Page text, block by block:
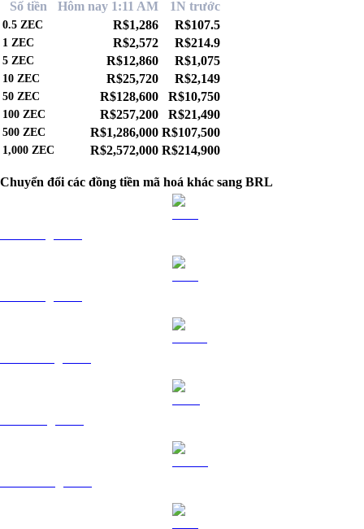
Số tiền Hôm nay 1:11 AM 1N trước
0.5 ZEC R$1,286 R$107.5
1 ZEC R$2,572 R$214.9
5 ZEC R$12,860 R$1,075
10 ZEC R$25,720 R$2,149
50 ZEC R$128,600 R$10,750
100 ZEC R$257,200 R$21,490
500 ZEC R$1,286,000 R$107,500
1,000 ZEC R$2,572,000 R$214,900
Chuyển đổi các đồng tiền mã hoá khác sang BRL